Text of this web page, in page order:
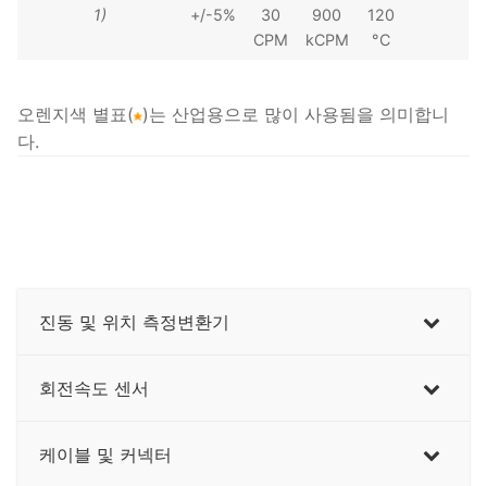
1)
+/-5%
30
CPM
900
kCPM
120
°C
오렌지색 별표( )는 산업용으로 많이 사용됨을 의미합니
다.
진동 및 위치 측정변환기
회전속도 센서
케이블 및 커넥터